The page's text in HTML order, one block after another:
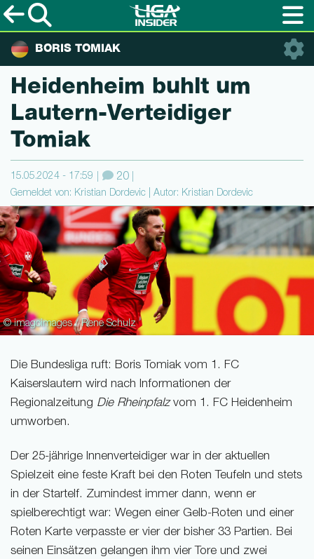
BORIS TOMIAK
Heidenheim buhlt um
Lautern-Ver­teidi­ger
Tomiak
15.05.2024 - 17:59 20
Gemeldet von: Kristian Dordevic | Autor: Kristian Dordevic
© imagoimages / Rene Schulz
Die Bundesliga ruft: Boris Tomiak vom 1. FC
Kaiserslautern wird nach Informationen der
Regionalzeitung Die Rheinpfalzvom 1. FC Heidenheim
umworben.
Der 25-jährige Innenverteidiger war in der aktuellen
Spielzeit eine feste Kraft bei den Roten Teufeln und stets
in der Startelf. Zumindest immer dann, wenn er
spielberechtigt war: Wegen einer Gelb-Roten und einer
Roten Karte verpasste er vier der bisher 33 Partien. Bei
seinen Einsätzen gelangen ihm vier Tore und zwei